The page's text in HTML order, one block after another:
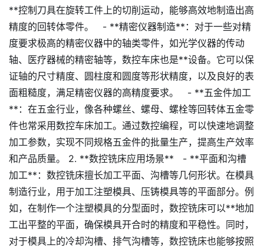
**控制刀具在旋转工件上的切削运动，能够高效地制造出高
精度的回转体零件。 - **精密仪器制造**：对于一些对精
度要求极高的精密仪器中的轴类零件，如光学仪器的传动
轴、医疗器械的精密轴等，数控车床也是**设备。它可以保
证轴的尺寸精度、圆柱度和圆度等形状精度，以及良好的表
面粗糙度，满足精密仪器的高精度要求。 - **五金件加工
**：在五金行业，像各种螺丝、螺母、螺栓等回转体五金零
件也常采用数控车床加工。通过数控编程，可以快速地调整
加工参数，实现不同规格五金件的批量生产，提高生产效率
和产品质量。 2. **数控铣床应用场景** - **平面和沟槽
加工**：数控铣床擅长加工平面、沟槽等几何形状。在模具
制造行业，用于加工注塑模具、压铸模具等的平面部分。例
如，在制作一个注塑模具的分型面时，数控铣床可以**地加
工出平整的平面，确保模具开合时的精度和平稳性。同时，
对于模具上的冷却沟槽、排气沟槽等，数控铣床也能够按照